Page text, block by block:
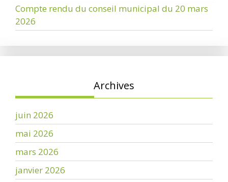
Compte rendu du conseil municipal du 20 mars
2026
Archives
juin 2026
mai 2026
mars 2026
janvier 2026